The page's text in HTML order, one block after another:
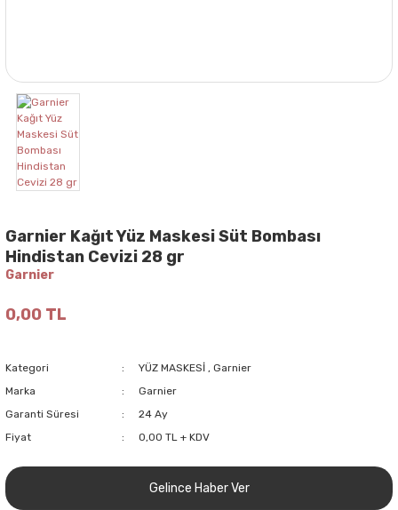
Garnier Kağıt Yüz Maskesi Süt Bombası
Hindistan Cevizi 28 gr
Garnier
0,00 TL
Kategori YÜZ MASKESİ , Garnier
Marka
Garnier
Garanti Süresi
24 Ay
Fiyat
0,00 TL + KDV
Gelince Haber Ver